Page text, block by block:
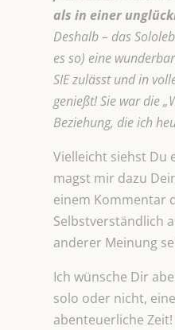
als in einer
Deshalb – das
es so) eine
SIE zulässt und in
genießt! Sie war die
Beziehung, die ich
Vielleicht siehst Du
magst mir dazu
einem Kommentar
Selbstverständlich
anderer Meinung
Ich wünsche Dir
solo oder nicht,
abenteuerliche